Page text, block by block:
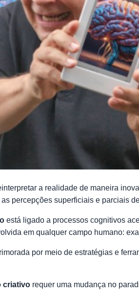
a realidade de maneira
percepções superficiais e parciais
está ligado a processos cognitivos
em qualquer campo humano:
por meio de estratégias e
criativo requer uma mudança no